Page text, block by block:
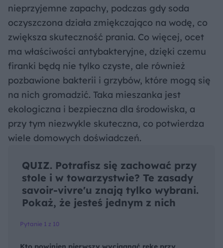
nieprzyjemne zapachy, podczas gdy soda
oczyszczona działa zmiękczająco na wodę, co
zwiększa skuteczność prania. Co więcej, ocet
ma właściwości antybakteryjne, dzięki czemu
firanki będą nie tylko czyste, ale również
pozbawione bakterii i grzybów, które mogą się
na nich gromadzić. Taka mieszanka jest
ekologiczna i bezpieczna dla środowiska, a
przy tym niezwykle skuteczna, co potwierdza
wiele domowych doświadczeń.
QUIZ. Potrafisz się zachować przy
stole i w towarzystwie? Te zasady
savoir-vivre'u znają tylko wybrani.
Pokaż, że jesteś jednym z nich
Pytanie 1 z 10